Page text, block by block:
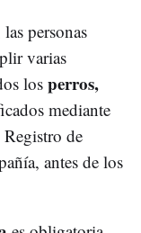
personas
varias
los perros,
mediante
de
antes de los